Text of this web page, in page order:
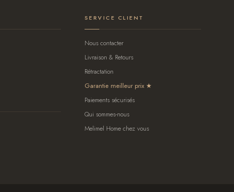
SERVICE CLIENT
Nous contacter
Livraison & Retours
Rétractation
Garantie meilleur prix
Paiements sécurisés
Qui sommes-nous
Melimel Home chez vous